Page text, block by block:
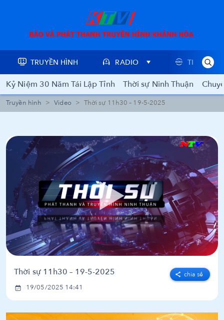
TRUYỀN HÌNH RADIO TIN TỨC
Kỷ Niệm 30 Năm Tái Lập Tỉnh Thời sự Ninh Thuận
Truyền hình Video Thời sự 11h30 – 19-5-2025
Thời sự 11h30 – 19-5-2025 chia sẻ
19/05/2025 14:41